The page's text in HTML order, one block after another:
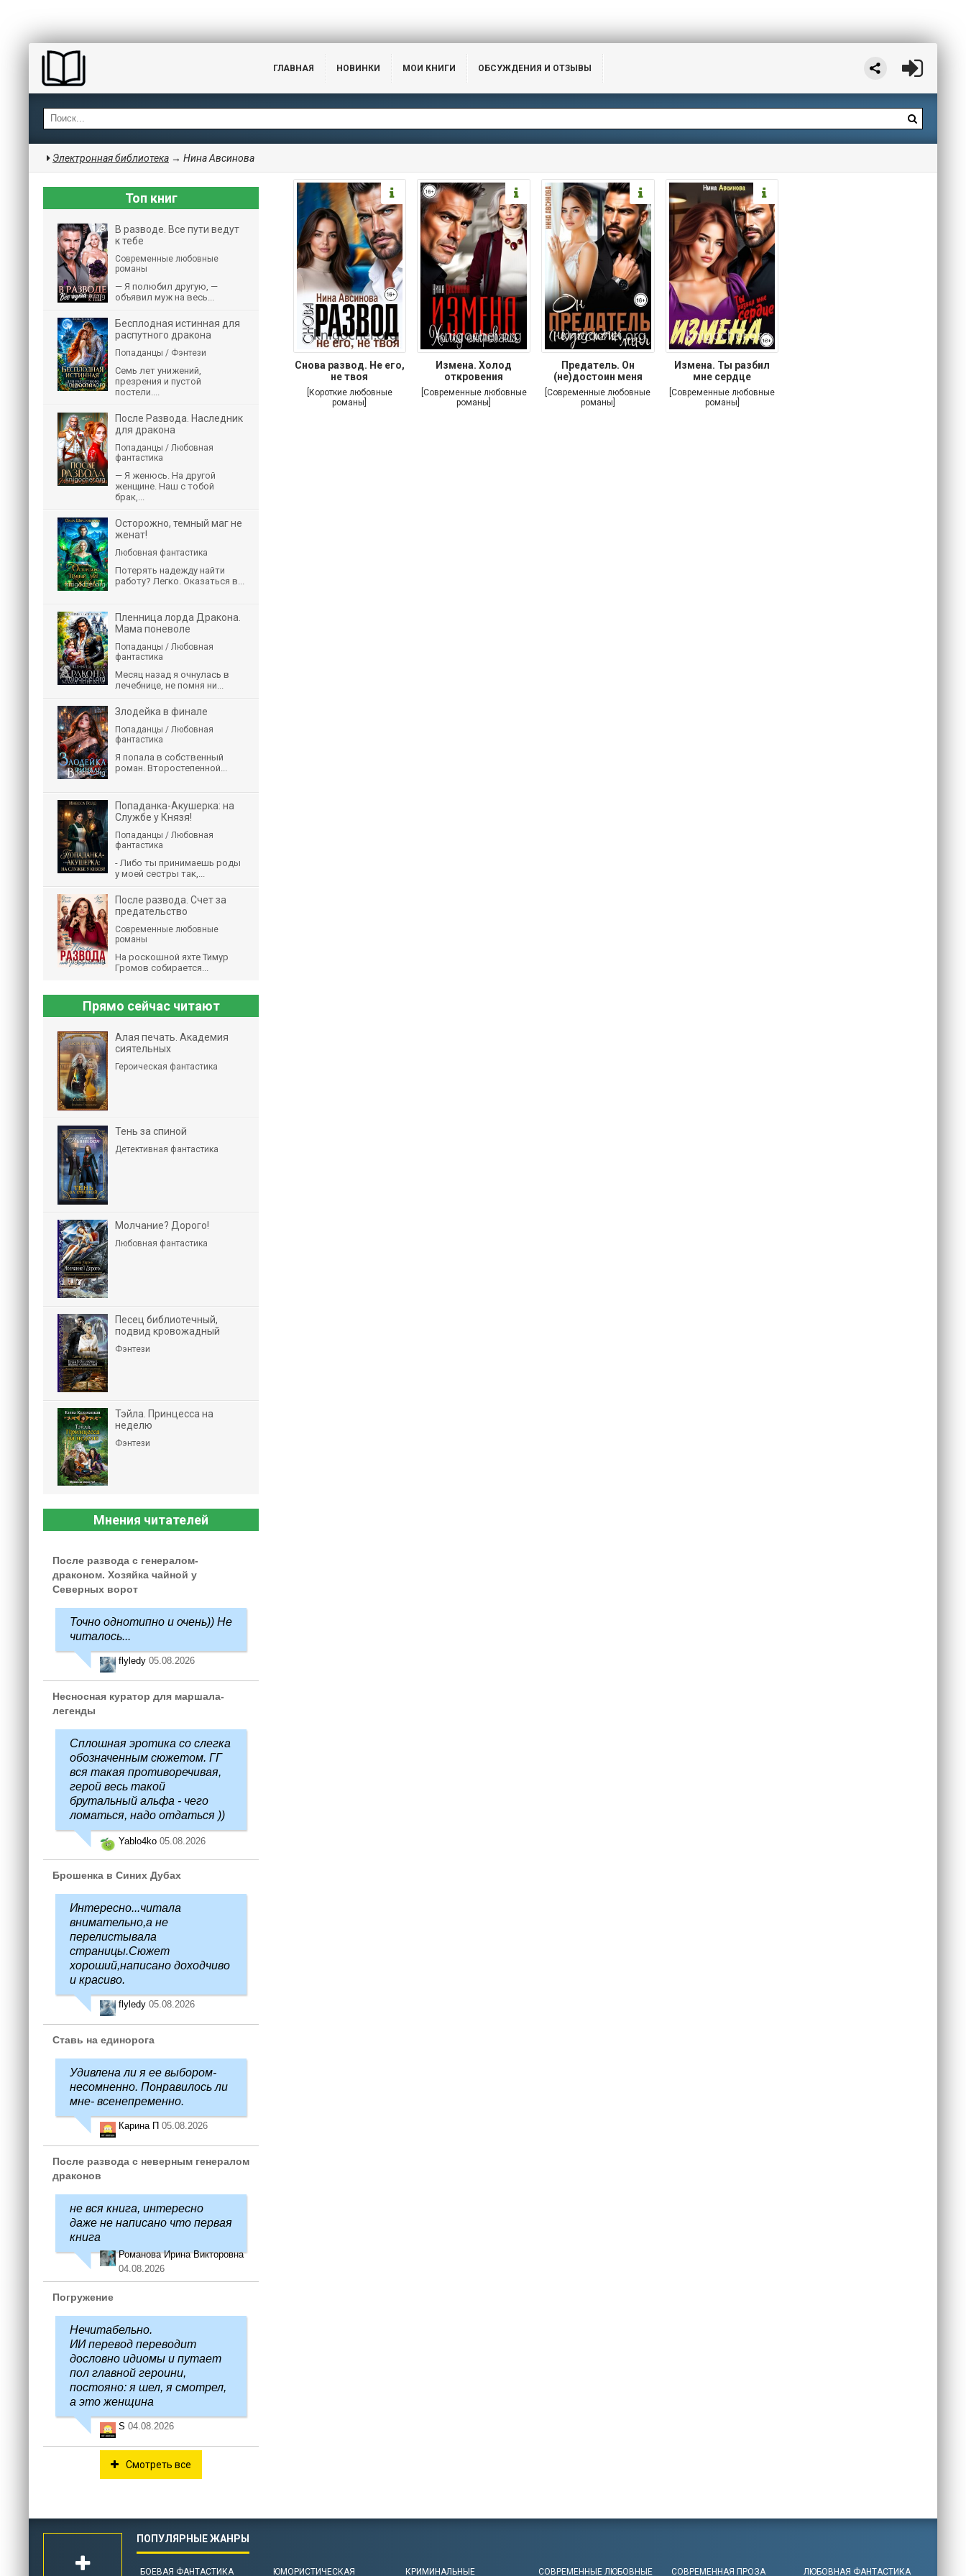
ГЛАВНАЯ НОВИНКИ МОИ КНИГИ ОБСУЖДЕНИЯ И ОТЗЫВЫ
Электронная библиотека → Нина Авсинова
Снова развод. Не его,
не твоя
[Короткие любовные
романы]
Измена. Холод
откровения
[Современные любовные
романы]
Предатель. Он
(не)достоин меня
[Современные любовные
романы]
Измена. Ты разбил
мне сердце
[Современные любовные
романы]
Топ книг
В разводе. Все пути ведут
к тебе
Современные любовные
романы
— Я полюбил другую, —
объявил муж на весь...
Бесплодная истинная для
распутного дракона
Попаданцы / Фэнтези
Семь лет унижений,
презрения и пустой
постели....
После Развода. Наследник
для дракона
Попаданцы / Любовная
фантастика
— Я женюсь. На другой
женщине. Наш с тобой
брак,...
Осторожно, темный маг не
женат!
Любовная фантастика
Потерять надежду найти
работу? Легко. Оказаться в...
Пленница лорда Дракона.
Мама поневоле
Попаданцы / Любовная
фантастика
Месяц назад я очнулась в
лечебнице, не помня ни...
Злодейка в финале
Попаданцы / Любовная
фантастика
Я попала в собственный
роман. Второстепенной...
Попаданка-Акушерка: на
Службе у Князя!
Попаданцы / Любовная
фантастика
- Либо ты принимаешь роды
у моей сестры так,...
После развода. Счет за
предательство
Современные любовные
романы
На роскошной яхте Тимур
Громов собирается...
Прямо сейчас читают
Алая печать. Академия
сиятельных
Героическая фантастика
Тень за спиной
Детективная фантастика
Молчание? Дорого!
Любовная фантастика
Песец библиотечный,
подвид кровожадный
Фэнтези
Тэйла. Принцесса на
неделю
Фэнтези
Мнения читателей
После развода с генералом-
драконом. Хозяйка чайной у
Северных ворот
Точно однотипно и очень)) Не
читалось...
flyledy 05.08.2026
Несносная куратор для маршала-
легенды
Сплошная эротика со слегка
обозначенным сюжетом. ГГ
вся такая противоречивая,
герой весь такой
брутальный альфа - чего
ломаться, надо отдаться ))
Yablo4ko 05.08.2026
Брошенка в Синих Дубах
Интересно...читала
внимательно,а не
перелистывала
страницы.Сюжет
хороший,написано доходчиво
и красиво.
flyledy 05.08.2026
Ставь на единорога
Удивлена ли я ее выбором-
несомненно. Понравилось ли
мне- всенепременно.
Карина П 05.08.2026
После развода с неверным генералом
драконов
не вся книга, интересно
даже не написано что первая
книга
Романова Ирина Викторовна
04.08.2026
Погружение
Нечитабельно.
ИИ перевод переводит
дословно идиомы и путает
пол главной героини,
постояно: я шел, я смотрел,
а это женщина
S 04.08.2026
Смотреть все
БОЕВАЯ ФАНТАСТИКА ЮМОРИСТИЧЕСКАЯ КРИМИНАЛЬНЫЕ СОВРЕМЕННЫЕ ЛЮБОВНЫЕ СОВРЕМЕННАЯ ПРОЗА ЛЮБОВНАЯ ФАНТАСТИКА